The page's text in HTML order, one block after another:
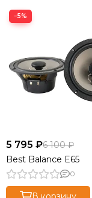
−5%
5 795 ₽6 100 ₽
Best Balance E65
0